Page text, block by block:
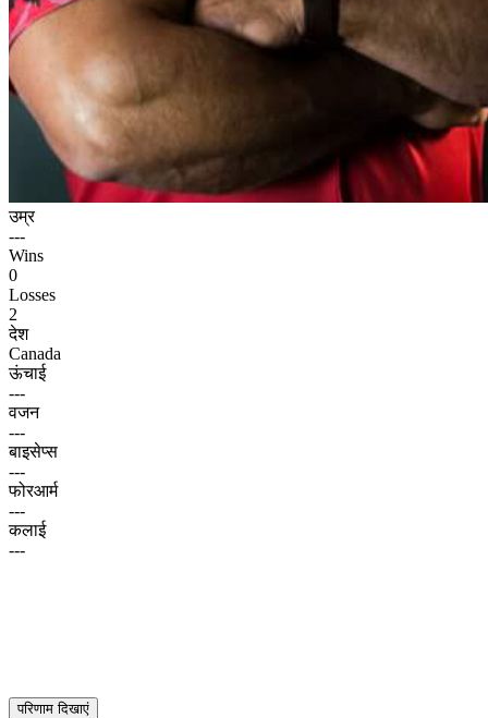
उम्र
---
Wins
0
Losses
2
देश
Canada
ऊंचाई
---
वजन
---
बाइसेप्स
---
फोरआर्म
---
कलाई
---
परिणाम दिखाएं